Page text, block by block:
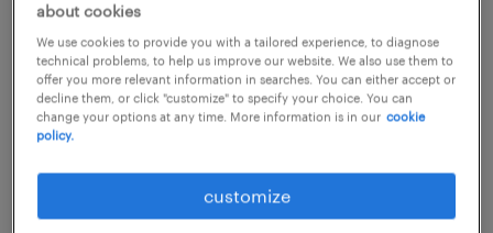
査、マシンオペレーター
群馬県高崎市, 群馬県
temporary
¥1500.00 per hour
posted 8 july 2026
about cookies
We use cookies to provide you with a tailored experience, to diagnose
technical problems, to help us improve our website. We also use them to
offer you more relevant information in searches. You can either accept or
decline them, or click "customize" to specify your choice. You can
change your options at any time. More information is in our cookie
policy.
customize